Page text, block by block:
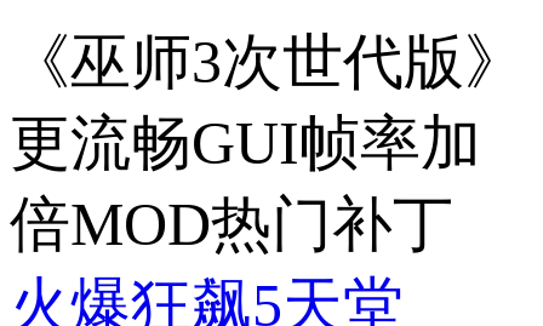
《巫师3次世代版》
更流畅GUI帧率加
倍MOD热门补丁
火爆狂飙5天堂